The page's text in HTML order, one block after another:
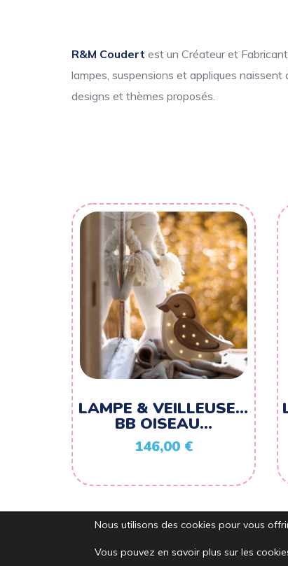
R&M Coudert est un Créateur et
lampes, suspensions et appliques naissent
designs et thèmes proposés.
LAMPE & VEILLEUSE…
BB OISEAU…
146,00 €
Nous utilisons des cookies pour vous
Vous pouvez en savoir plus sur les